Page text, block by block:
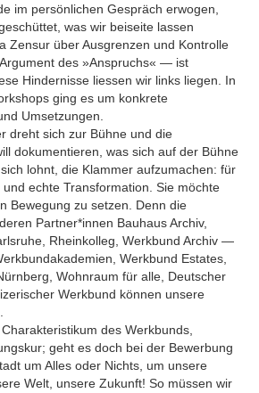
im persönlichen Gespräch erwogen,
was wir beiseite lassen
Zensur über Ausgrenzen und Kontrolle
des »Anspruchs« — ist
Hindernisse liessen wir links liegen. In
ging es um konkrete
Umsetzungen.
dreht sich zur Bühne und die
dokumentieren, was sich auf der Bühne
lohnt, die Klammer aufzumachen: für
echte Transformation. Sie möchte
Bewegung zu setzen. Denn die
Partner*innen Bauhaus Archiv,
Rheinkolleg, Werkbund Archiv —
Werkbund Estates,
Wohnraum für alle, Deutscher
Werkbund können unsere
des Werkbunds,
geht es doch bei der Bewerbung
um Alles oder Nichts, um unsere
Welt, unsere Zukunft! So müssen wir